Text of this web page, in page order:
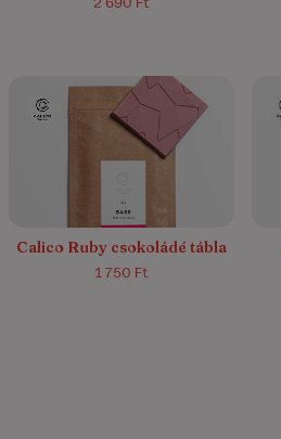
2 690 Ft
(4)
Calico Ruby csokoládé tábla
1 750 Ft